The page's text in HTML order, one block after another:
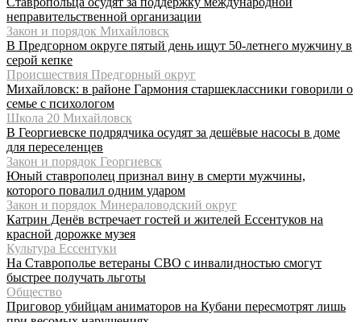
неправительственной организации
Закон и порядок Михайловск
В Предгорном округе пятый день ищут 50-летнего мужчину в
серой кепке
Происшествия Предгорный округ
Михайловск: в районе Гармония старшеклассники говорили о
семье с психологом
Школа 20 Михайловск
В Георгиевске подрядчика осудят за дешёвые насосы в доме
для переселенцев
Закон и порядок Георгиевск
Юный ставрополец признал вину в смерти мужчины,
которого повалил одним ударом
Закон и порядок Минераловодский округ
Катрин Денёв встречает гостей и жителей Ессентуков на
красной дорожке музея
Культура Ессентуки
На Ставрополье ветераны СВО с инвалидностью смогут
быстрее получать льготы
Общество
Приговор убийцам аниматоров на Кубани пересмотрят лишь